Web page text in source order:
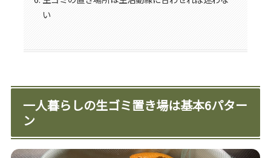
い
一人暮らしの生ゴミ置き場は基本6パター
ン